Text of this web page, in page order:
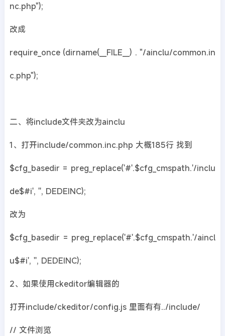
nc.php");
改成
require_once (dirname(__FILE__) . "/ainclu/common.in
c.php");
二、将include文件夹改为ainclu
1、打开include/common.inc.php 大概185行 找到
$cfg_basedir = preg_replace('#'.$cfg_cmspath.'/inclu
de$#i', '', DEDEINC);
改为
$cfg_basedir = preg_replace('#'.$cfg_cmspath.'/aincl
u$#i', '', DEDEINC);
2、如果使用ckeditor编辑器的
打开include/ckeditor/config.js 里面有有../include/
// 文件浏览